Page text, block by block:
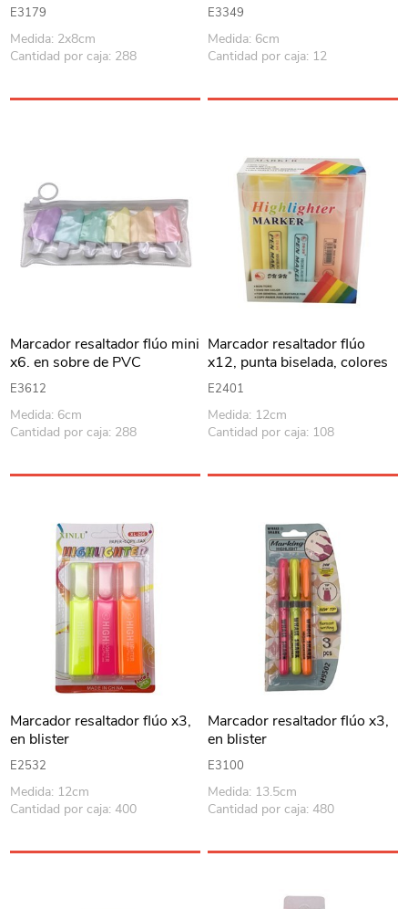
E3179
Medida: 2x8cm
Cantidad por caja: 288
E3349
Medida: 6cm
Cantidad por caja: 12
Marcador resaltador flúo mini
x6. en sobre de PVC
E3612
Medida: 6cm
Cantidad por caja: 288
Marcador resaltador flúo
x12, punta biselada, colores
pasteles, en estuche PVC
E2401
Medida: 12cm
Cantidad por caja: 108
Marcador resaltador flúo x3,
en blister
E2532
Medida: 12cm
Cantidad por caja: 400
Marcador resaltador flúo x3,
en blister
E3100
Medida: 13.5cm
Cantidad por caja: 480